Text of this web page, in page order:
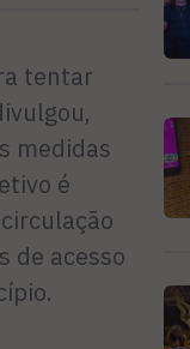
tentar
medidas
é
de acesso